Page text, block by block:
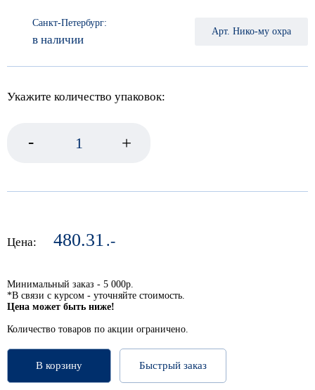
Санкт-Петербург:
в наличии
Арт. Нико-му охра
Укажите количество упаковок:
- +
Цена: 480.31 .-
Минимальный заказ - 5 000р.
*В связи с курсом - уточняйте стоимость.
Цена может быть ниже!
Количество товаров по акции ограничено.
В корзину Быстрый заказ